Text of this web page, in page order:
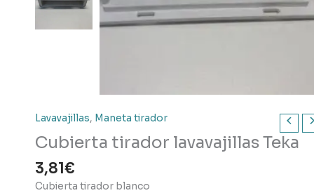
Lavavajillas, Maneta tirador
Cubierta tirador lavavajillas Teka
3,81€
Cubierta tirador blanco